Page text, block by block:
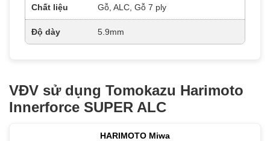
Chất liệu Gỗ, ALC, Gỗ 7 ply
Độ dày 5.9mm
VĐV sử dụng Tomokazu Harimoto
Innerforce SUPER ALC
HARIMOTO Miwa